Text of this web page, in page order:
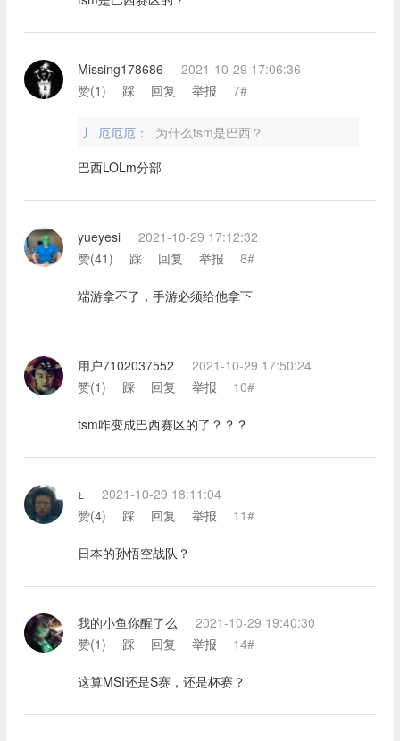
Missing178686
2021-10-29 17:06:36
赞(1) 踩 回复 举报 7#
丿 厄厄厄：
为什么tsm是巴西？
巴西LOLm分部
yueyesi
2021-10-29 17:12:32
赞(41) 踩 回复 举报 8#
端游拿不了，手游必须给他拿下
用户7102037552
2021-10-29 17:50:24
赞(1) 踩 回复 举报 10#
tsm咋变成巴西赛区的了？？？

2021-10-29 18:11:04
赞(4) 踩 回复 举报 11#
日本的孙悟空战队？
我的小鱼你醒了么
2021-10-29 19:40:30
赞(1) 踩 回复 举报 14#
这算MSI还是S赛，还是杯赛？